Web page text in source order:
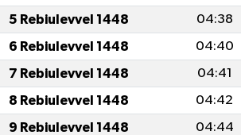
5 Rebiulevvel 1448 04:38
6 Rebiulevvel 1448 04:40
7 Rebiulevvel 1448 04:41
8 Rebiulevvel 1448 04:42
9 Rebiulevvel 1448 04:44